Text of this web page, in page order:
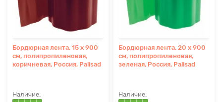
Бордюрная лента, 15 х 900
см, полипропиленовая,
коричневая, Россия, Palisad
Бордюрная лента, 20 х 900
см, полипропиленовая,
зеленая, Россия, Palisad